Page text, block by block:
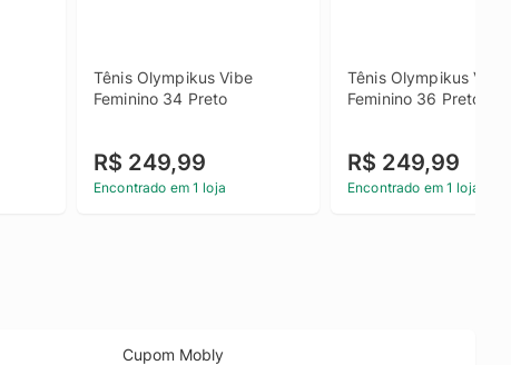
Tênis Olympikus Vibe
Feminino 34 Preto
R$ 249,99
Encontrado em 1 loja
Tênis Olympikus Vibe
Feminino 36 Preto
R$ 249,99
Encontrado em 1 loja
Cupom Mobly